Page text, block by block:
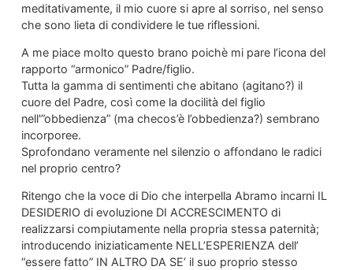
meditativamente, il mio cuore si apre al sorriso, nel senso
che sono lieta di condividere le tue riflessioni.
A me piace molto questo brano poichè mi pare l’icona del
rapporto “armonico” Padre/figlio.
Tutta la gamma di sentimenti che abitano (agitano?) il
cuore del Padre, così come la docilità del figlio
nell'”obbedienza” (ma checos’è l’obbedienza?) sembrano
incorporee.
Sprofondano veramente nel silenzio o affondano le radici
nel proprio centro?
Ritengo che la voce di Dio che interpella Abramo incarni IL
DESIDERIO di evoluzione DI ACCRESCIMENTO di
realizzarsi compiutamente nella propria stessa paternità;
introducendo iniziaticamente NELL’ESPERIENZA dell’
“essere fatto” IN ALTRO DA SE’ il suo proprio stesso